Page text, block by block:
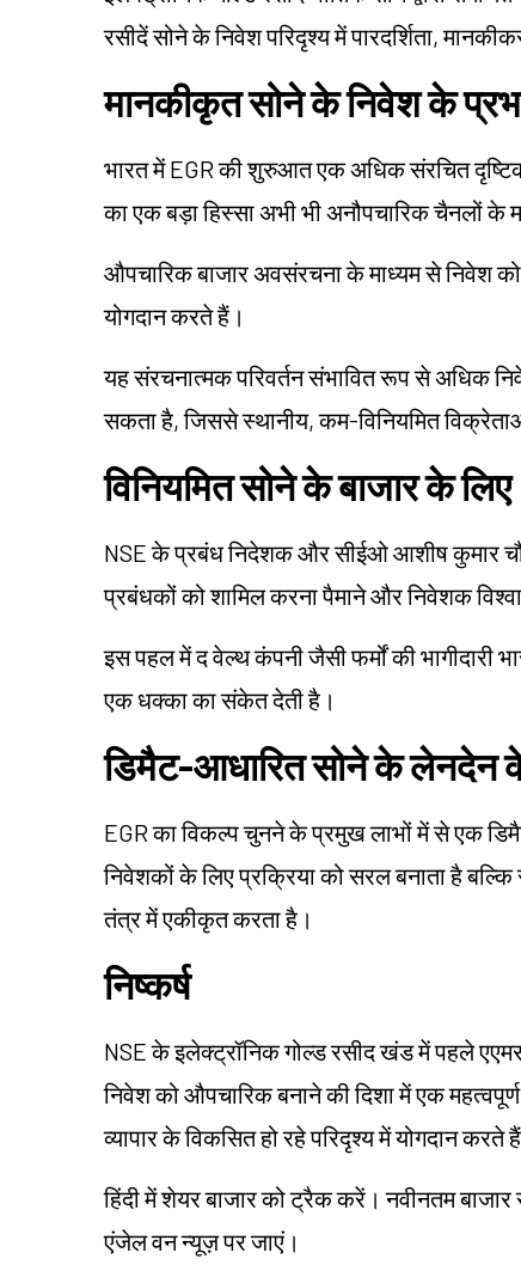
रसीदें सोने के निवेश परिदृश्य में पारदर्शिता,
मानकीकृत सोने के निवेश के
भारत में EGR की शुरुआत एक अधिक संरचित
का एक बड़ा हिस्सा अभी भी अनौपचारिक चैनलों के
औपचारिक बाजार अवसंरचना के माध्यम से निवेश को
योगदान करते हैं।
यह संरचनात्मक परिवर्तन संभावित रूप से अधिक
सकता है, जिससे स्थानीय, कम-विनियमित
विनियमित सोने के बाजार के
NSE के प्रबंध निदेशक और सीईओ आशीष कुमार
प्रबंधकों को शामिल करना पैमाने और निवेशक
इस पहल में द वेल्थ कंपनी जैसी फर्मों की भागीदारी
एक धक्का का संकेत देती है।
डिमैट-आधारित सोने के लेनदेन
EGR का विकल्प चुनने के प्रमुख लाभों में से एक
निवेशकों के लिए प्रक्रिया को सरल बनाता है बल्कि
तंत्र में एकीकृत करता है।
निष्कर्ष
NSE के इलेक्ट्रॉनिक गोल्ड रसीद खंड में पहले
निवेश को औपचारिक बनाने की दिशा में एक
व्यापार के विकसित हो रहे परिदृश्य में योगदान
हिंदी में शेयर बाजार को ट्रैक करें। नवीनतम
एंजेल वन न्यूज़ पर जाएं।